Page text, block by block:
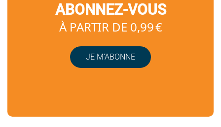
ABONNEZ-VOUS
À PARTIR DE 0,99 €
JE M’ABONNE